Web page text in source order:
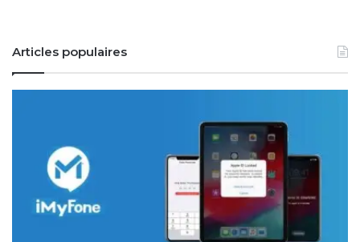
Articles populaires